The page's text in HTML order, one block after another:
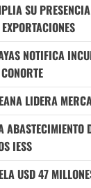
SU
NOTIFICA
LIDERA
IESS
USD 47